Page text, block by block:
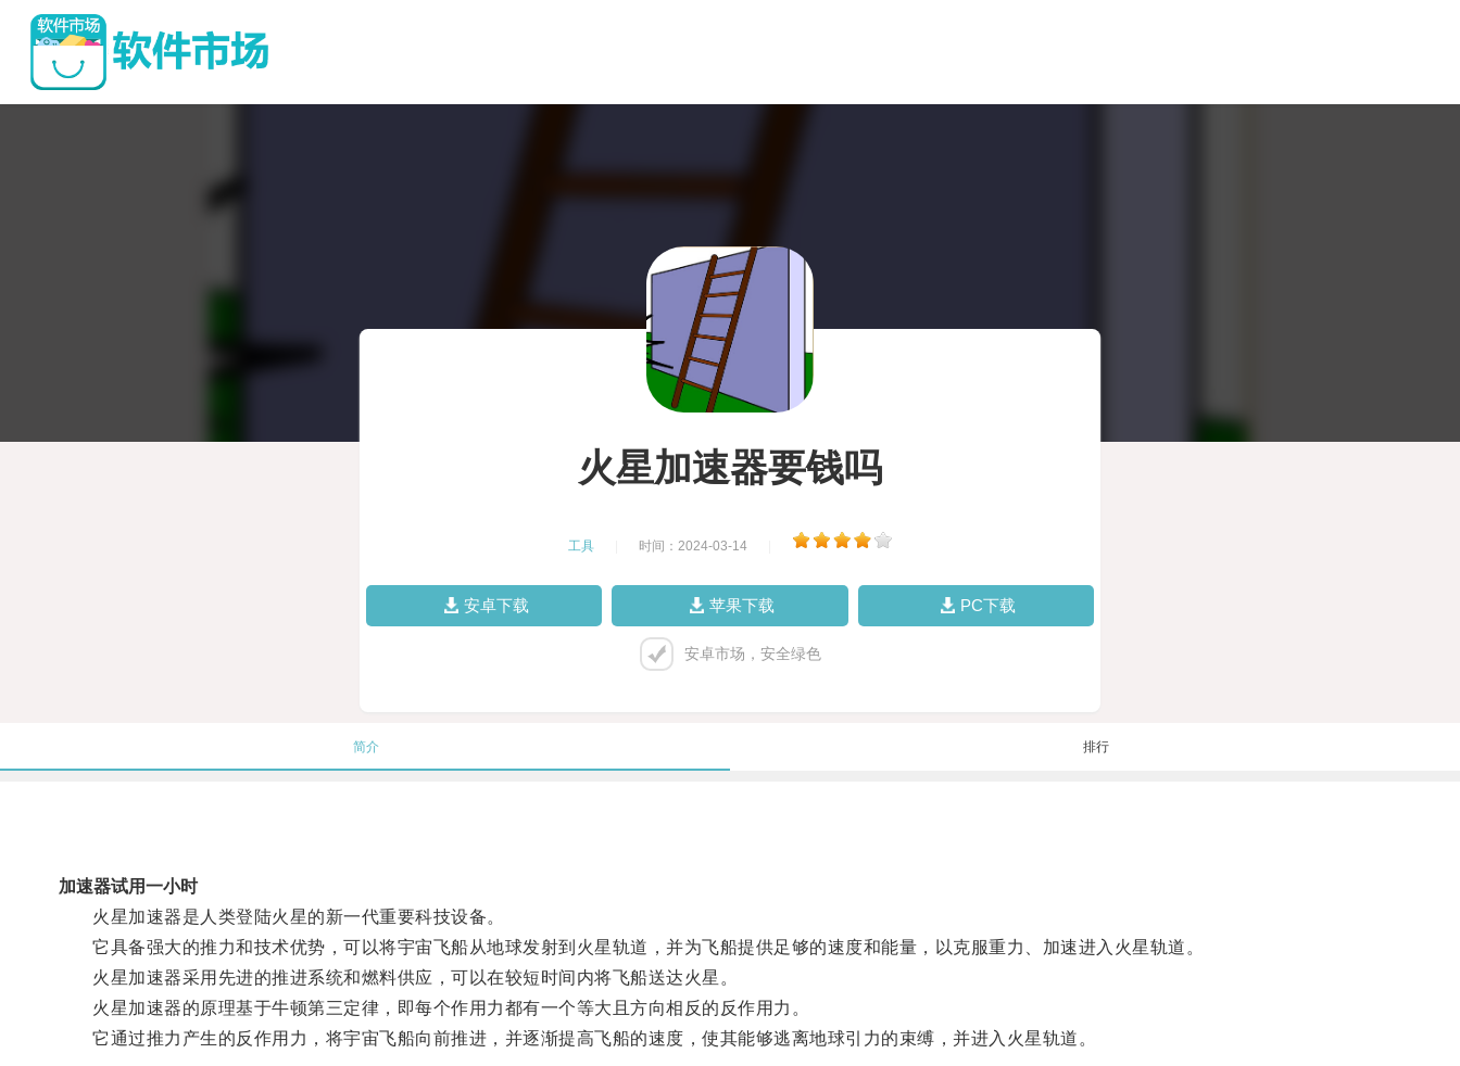
火星加速器要钱吗
工具 时间：2024-03-14
安卓下载 苹果下载 PC下载
安卓市场，安全绿色
简介 排行
加速器试用一小时
火星加速器是人类登陆火星的新一代重要科技设备。
它具备强大的推力和技术优势，可以将宇宙飞船从地球发射到火星轨道，并为飞船提供足够的速度和能量，以克服重力、加速进入火星轨道。
火星加速器采用先进的推进系统和燃料供应，可以在较短时间内将飞船送达火星。
火星加速器的原理基于牛顿第三定律，即每个作用力都有一个等大且方向相反的反作用力。
它通过推力产生的反作用力，将宇宙飞船向前推进，并逐渐提高飞船的速度，使其能够逃离地球引力的束缚，并进入火星轨道。